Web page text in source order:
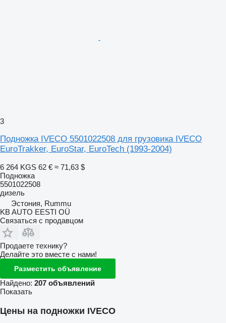
3
Подножка IVECO 5501022508 для грузовика IVECO
EuroTrakker, EuroStar, EuroTech (1993-2004)
6 264 KGS 62 € ≈ 71,63 $
Подножка
5501022508
дизель
Эстония, Rummu
KB AUTO EESTI OÜ
Связаться с продавцом
Продаете технику?
Делайте это вместе с нами!
Разместить объявление
Найдено: 207 объявлений
Показать
Цены на подножки IVECO